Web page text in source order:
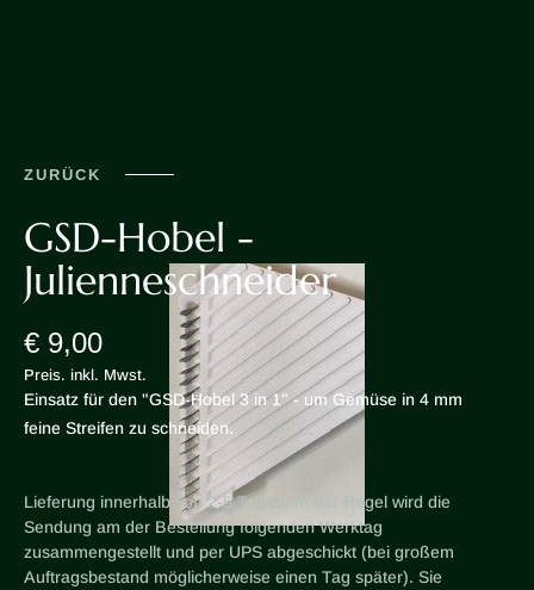
ZURÜCK
GSD-Hobel -
Julienneschneider
€ 9,00
Preis. inkl. Mwst.
Einsatz für den "GSD-Hobel 3 in 1" - um Gemüse in 4 mm
feine Streifen zu schneiden.
Lieferung innerhalb von 2-5 Tagen. In der Regel wird die
Sendung am der Bestellung folgenden Werktag
zusammengestellt und per UPS abgeschickt (bei großem
Auftragsbestand möglicherweise einen Tag später). Sie